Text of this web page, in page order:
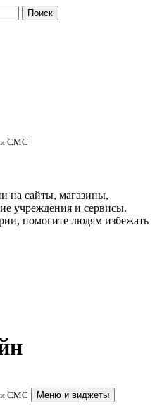
и СМС
на сайты, магазины,
учреждения и сервисы.
помогите людям избежать
и СМС Меню и виджеты